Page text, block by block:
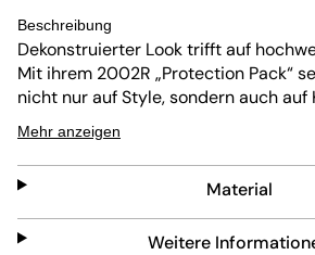
Beschreibung
Dekonstruierter Look trifft auf
Mit ihrem 2002R „Protection Pack“
nicht nur auf Style, sondern auch auf
WMNS M2002RDC in einem hellen
kleinen Größen ist die Retroversion
bekommt einen Low-Cut, bequeme
Upper-Mix aus luftigem Mesh und
sowie eine offene
sorgt eine Abzorb Sohle mit
Mehr anzeigen
Material
Weitere